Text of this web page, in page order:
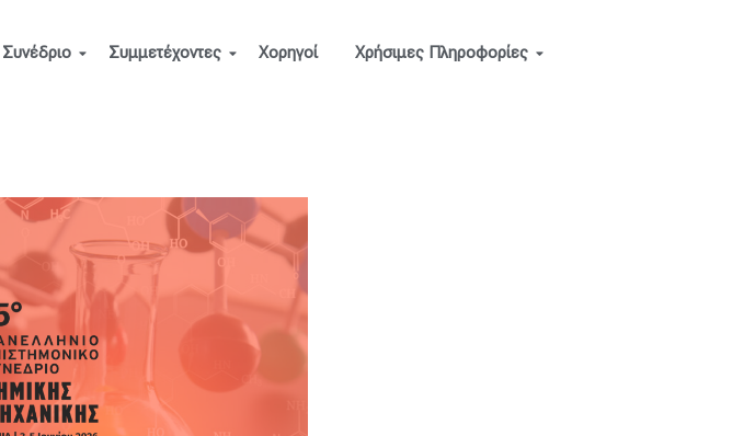
Συνέδριο Συμμετέχοντες Χορηγοί Χρήσιμες Πληροφορίες